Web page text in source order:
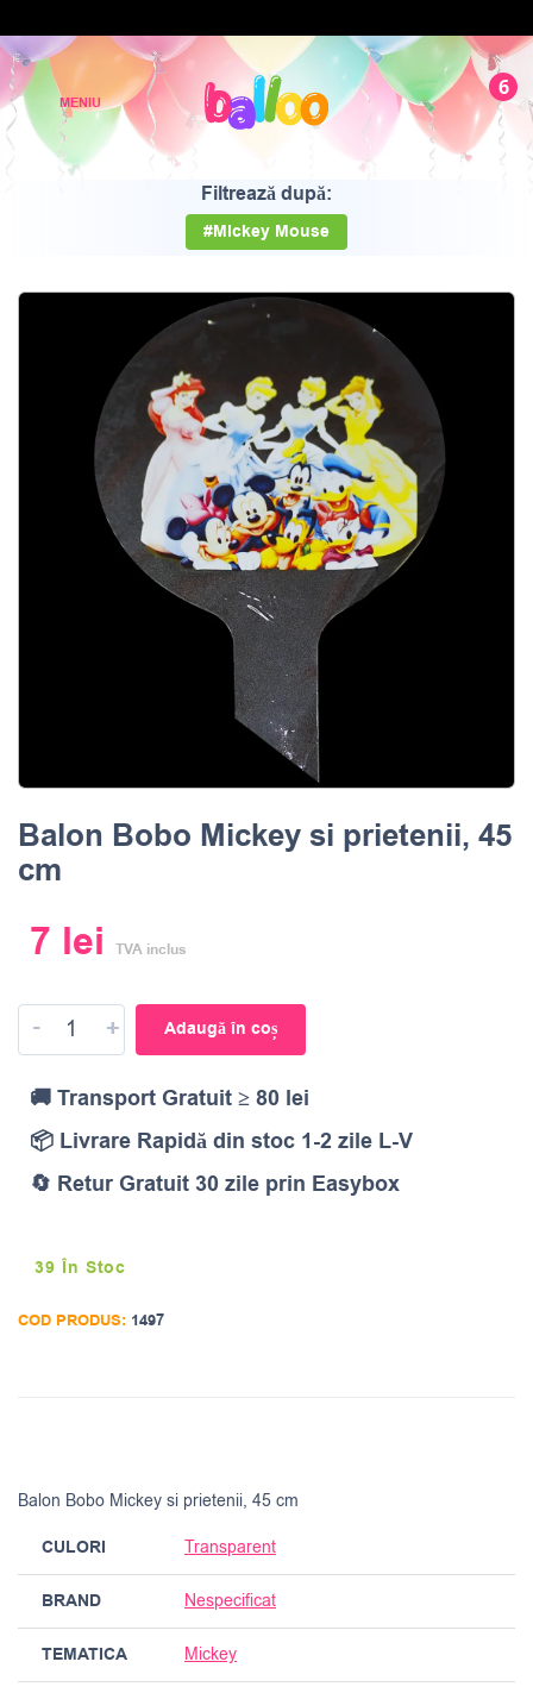
6
Filtrează după:
#Mickey Mouse
Balon Bobo Mickey si prietenii, 45
cm
7 lei TVA inclus
- + Adaugă în coș
🚚 Transport Gratuit ≥ 80 lei
📦 Livrare Rapidă din stoc 1-2 zile L-V
🔄 Retur Gratuit 30 zile prin Easybox
39 În Stoc
COD PRODUS: 1497
Balon Bobo Mickey si prietenii, 45 cm
CULORI Transparent
BRAND Nespecificat
TEMATICA Mickey